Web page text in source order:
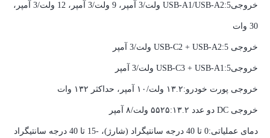
خروجیUSB-A1/USB-A2:5 ولت/3 آمپر، 9 ولت/3 آمپر، 12 ولت/3 آمپر،
30 وات
خروجی USB-C2 + USB-A2:5 ولت/3 آمپر
خروجیUSB-C3 + USB-A1:5 ولت/3 آمپر
خروجی پورت خودرو:۱۳.۲ ولت/۱۰ آمپر، حداکثر ۱۳۲ وات
خروجی DC دو عدد ۵۵۲۵:۱۳.۲ ولت/۸ آمپر
دمای عملیاتی:0 تا 40 درجه سانتیگراد (شارژ)، -15 تا 40 درجه سانتیگراد